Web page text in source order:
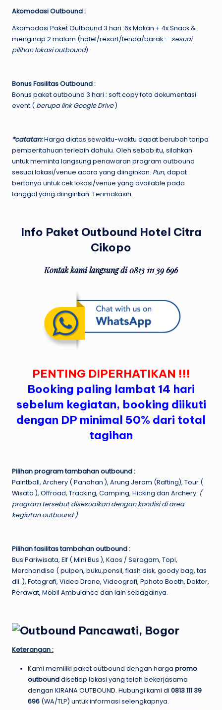
Akomodasi Outbound :
Akomodasi Paket Outbound 3 hari :6x Makan + 4x Snack &
menginap 2 malam (hotel/resort/tenda/barak — sesuai
pilihan lokasi outbound)
Bonus Fasilitas Outbound :
Bonus paket outbound 3 hari : soft copy foto dokumentasi
event ( berupa link Google Drive)
*catatan:Harga diatas sewaktu-waktu dapat berubah tanpa
pemberitahuan terlebih dahulu. Oleh sebab itu, silahkan
untuk meminta langsung penawaran program outbound
sesuai lokasi/venue acara yang diinginkan. Pun, dapat
bertanya untuk cek lokasi/venue yang available pada
tanggal yang diinginkan. Terimakasih.
Info Paket Outbound Hotel Citra
Cikopo
Kontak kami langsung di 0813 111 39 696
PENTING DIPERHATIKAN !!!
Booking paling lambat 14 hari
sebelum kegiatan, booking diikuti
dengan DP minimal 50% dari total
tagihan
Pilihan program tambahan outbound :
Paintball, Archery ( Panahan ), Arung Jeram (Rafting), Tour (
Wisata ), Offroad, Tracking, Camping, Hicking dan Archery. (
program tersebut disesuaikan dengan kondisi di area
kegiatan outbound )
Pilihan fasilitas tambahan outbound :
Bus Pariwisata, Elf ( Mini Bus ), Kaos / Seragam, Topi,
Merchandise ( pulpen, buku,pensil, flash disk, goody bag, tas
dll. ), Fotografi, Video Drone, Videografi, Pphoto Booth, Dokter,
Perawat, Mobil Ambulance dan lain sebagainya.
Keterangan :
Kami memiliki paket outbound dengan harga promo
outbounddisetiap lokasi yang telah bekerjasama
dengan KIRANA OUTBOUND. Hubungi kami di 0813 111 39
696 (WA/TLP) untuk informasi selengkapnya.